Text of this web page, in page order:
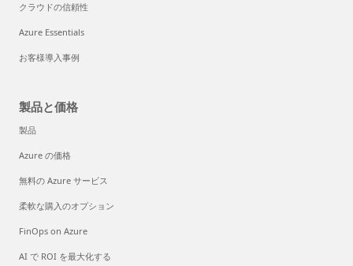
クラウドの信頼性
Azure Essentials
お客様導入事例
製品と価格
製品
Azure の価格
無料の Azure サービス
柔軟な購入のオプション
FinOps on Azure
AI で ROI を最大化する